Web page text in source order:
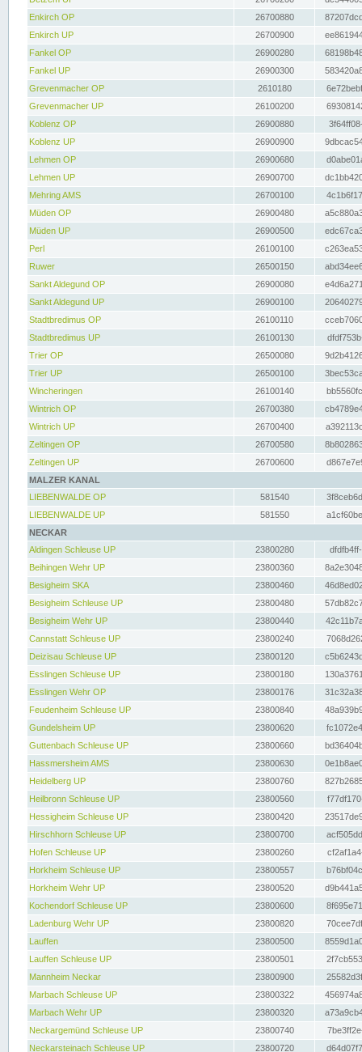
Enkirch OP
26700880
Enkirch UP
26700900
Fankel OP
26900280
Fankel UP
26900300
Grevenmacher OP
2610180
Grevenmacher UP
26100200
Koblenz OP
26900880
Koblenz UP
26900900
Lehmen OP
26900680
Lehmen UP
26900700
Mehring AMS
26700100
Müden OP
26900480
Müden UP
26900500
Perl
26100100
Ruwer
26500150
Sankt Aldegund OP
26900080
Sankt Aldegund UP
26900100
Stadtbredimus OP
26100110
Stadtbredimus UP
26100130
Trier OP
26500080
Trier UP
26500100
Wincheringen
26100140
Wintrich OP
26700380
Wintrich UP
26700400
Zeltingen OP
26700580
Zeltingen UP
26700600
MALZER KANAL
LIEBENWALDE OP
581540
LIEBENWALDE UP
581550
NECKAR
Aldingen Schleuse UP
23800280
Beihingen Wehr UP
23800360
Besigheim SKA
23800460
Besigheim Schleuse UP
23800480
Besigheim Wehr UP
23800440
Cannstatt Schleuse UP
23800240
Deizisau Schleuse UP
23800120
Esslingen Schleuse UP
23800180
Esslingen Wehr OP
23800176
Feudenheim Schleuse UP
23800840
Gundelsheim UP
23800620
Guttenbach Schleuse UP
23800660
Hassmersheim AMS
23800630
Heidelberg UP
23800760
Heilbronn Schleuse UP
23800560
Hessigheim Schleuse UP
23800420
Hirschhorn Schleuse UP
23800700
Hofen Schleuse UP
23800260
Horkheim Schleuse UP
23800557
Horkheim Wehr UP
23800520
Kochendorf Schleuse UP
23800600
Ladenburg Wehr UP
23800820
Lauffen
23800500
Lauffen Schleuse UP
23800501
Mannheim Neckar
23800900
Marbach Schleuse UP
23800322
Marbach Wehr UP
23800320
Neckargemünd Schleuse UP
23800740
Neckarsteinach Schleuse UP
23800720